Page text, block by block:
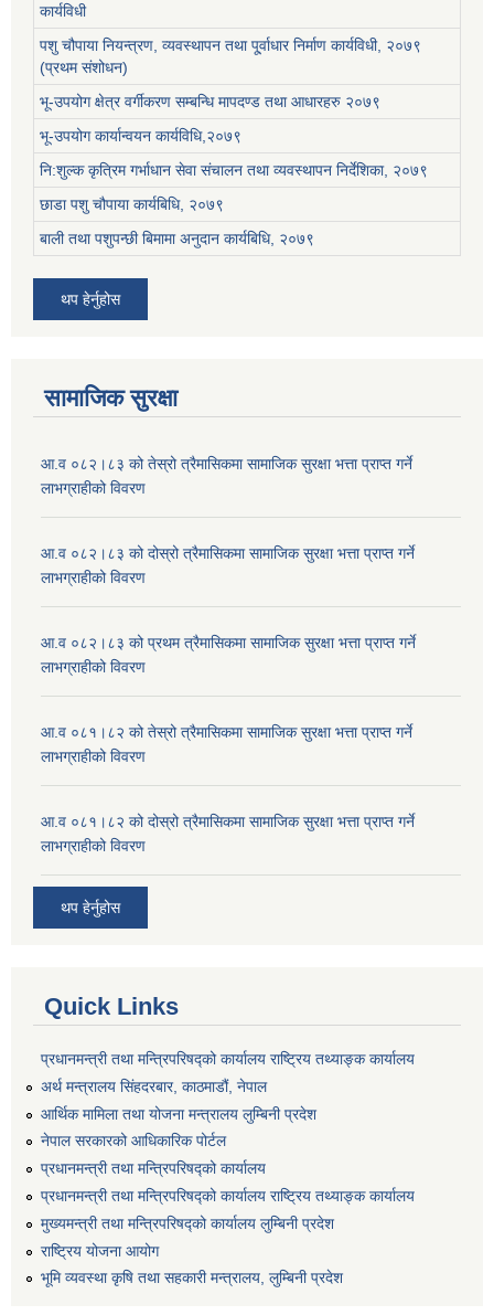
कार्यविधी
पशु चौपाया नियन्त्रण, व्यवस्थापन तथा पू्र्वाधार निर्माण कार्यविधी, २०७९
(प्रथम संशोधन)
भू-उपयोग क्षेत्र वर्गीकरण सम्बन्धि मापदण्ड तथा आधारहरु २०७९
भू-उपयोग कार्यान्वयन कार्यविधि,२०७९
नि:शुल्क कृत्रिम गर्भाधान सेवा संचालन तथा व्यवस्थापन निर्देशिका, २०७९
छाडा पशु चौपाया कार्यबिधि, २०७९
बाली तथा पशुपन्छी बिमामा अनुदान कार्यबिधि, २०७९
थप हेर्नुहोस
सामाजिक सुरक्षा
आ.व ०८२।८३ को तेस्रो त्रैमासिकमा सामाजिक सुरक्षा भत्ता प्राप्त गर्ने
लाभग्राहीको विवरण
आ.व ०८२।८३ को दोस्रो त्रैमासिकमा सामाजिक सुरक्षा भत्ता प्राप्त गर्ने
लाभग्राहीको विवरण
आ.व ०८२।८३ को प्रथम त्रैमासिकमा सामाजिक सुरक्षा भत्ता प्राप्त गर्ने
लाभग्राहीको विवरण
आ.व ०८१।८२ को तेस्रो त्रैमासिकमा सामाजिक सुरक्षा भत्ता प्राप्त गर्ने
लाभग्राहीको विवरण
आ.व ०८१।८२ को दोस्रो त्रैमासिकमा सामाजिक सुरक्षा भत्ता प्राप्त गर्ने
लाभग्राहीको विवरण
थप हेर्नुहोस
Quick Links
प्रधानमन्त्री तथा मन्त्रिपरिषद्को कार्यालय राष्ट्रिय तथ्याङ्क कार्यालय
अर्थ मन्त्रालय सिंहदरबार, काठमाडौं, नेपाल
आर्थिक मामिला तथा योजना मन्त्रालय लुम्बिनी प्रदेश
नेपाल सरकारको आधिकारिक पोर्टल
प्रधानमन्त्री तथा मन्त्रिपरिषद्को कार्यालय
प्रधानमन्त्री तथा मन्त्रिपरिषद्को कार्यालय राष्ट्रिय तथ्याङ्क कार्यालय
मुख्यमन्त्री तथा मन्त्रिपरिषद्को कार्यालय लुम्बिनी प्रदेश
राष्ट्रिय योजना आयोग
भूमि व्यवस्था कृषि तथा सहकारी मन्त्रालय, लुम्बिनी प्रदेश